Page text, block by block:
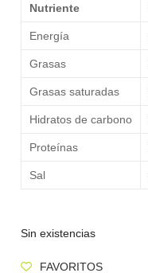
Nutriente
Energía
Grasas
Grasas saturadas
Hidratos de carbono
Proteínas
Sal
Sin existencias
FAVORITOS